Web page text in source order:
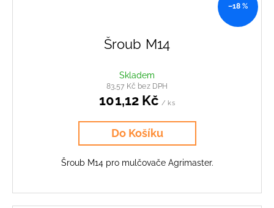
–18 %
Šroub M14
Skladem
83,57 Kč bez DPH
101,12 Kč / ks
Do Košíku
Šroub M14 pro mulčovače Agrimaster.